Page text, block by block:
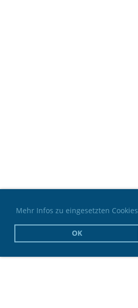
Mehr Infos zu eingesetzten Cookies
OK